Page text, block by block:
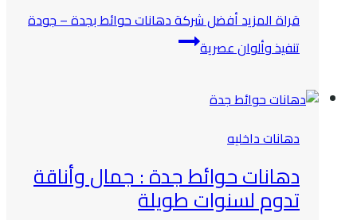
قراة المزيدأفضل شركة دهانات حوائط بجدة – جودة
تنفيذ وألوان عصرية
دهانات داخليه
دهانات حوائط جدة : جمال وأناقة
تدوم لسنوات طويلة